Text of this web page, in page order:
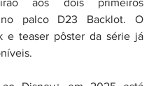
aos dois primeiros
no palco D23 Backlot. O
e teaser pôster da série já